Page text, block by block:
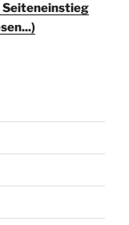
Seiteneinstieg